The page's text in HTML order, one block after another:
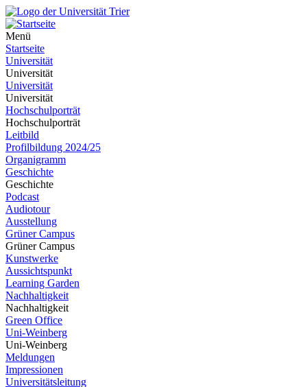
Menü
Startseite
Universität
Universität
Universität
Universität
Hochschulporträt
Hochschulporträt
Leitbild
Profilbildung 2024/25
Organigramm
Geschichte
Geschichte
Podcast
Audiotour
Ausstellung
Grüner Campus
Grüner Campus
Kunstwerke
Aussichtspunkt
Learning Garden
Nachhaltigkeit
Nachhaltigkeit
Green Office
Uni-Weinberg
Uni-Weinberg
Meldungen
Impressionen
Universitätsleitung